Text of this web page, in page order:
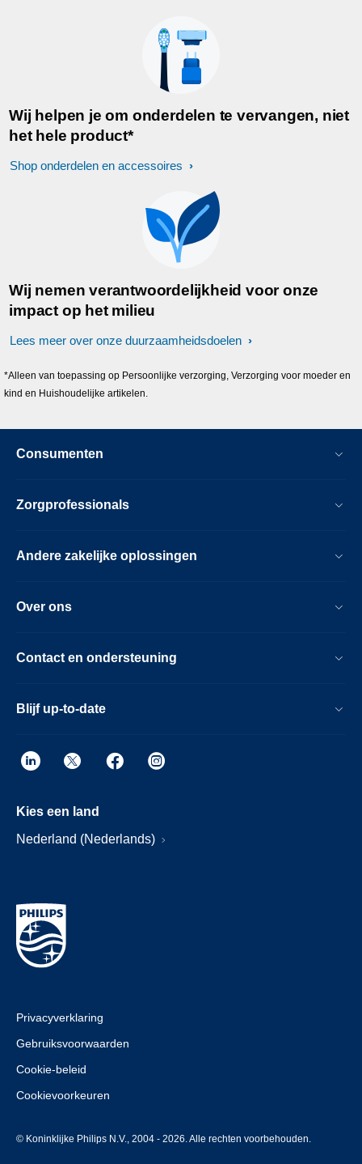
Wij helpen je om onderdelen te vervangen, niet
het hele product*
Shop onderdelen en accessoires
Wij nemen verantwoordelijkheid voor onze
impact op het milieu
Lees meer over onze duurzaamheidsdoelen
*Alleen van toepassing op Persoonlijke verzorging, Verzorging voor moeder en
kind en Huishoudelijke artikelen.
Consumenten
Zorgprofessionals
Andere zakelijke oplossingen
Over ons
Contact en ondersteuning
Blijf up-to-date
Kies een land
Nederland (Nederlands)
Privacyverklaring
Gebruiksvoorwaarden
Cookie-beleid
Cookievoorkeuren
© Koninklijke Philips N.V., 2004 - 2026. Alle rechten voorbehouden.